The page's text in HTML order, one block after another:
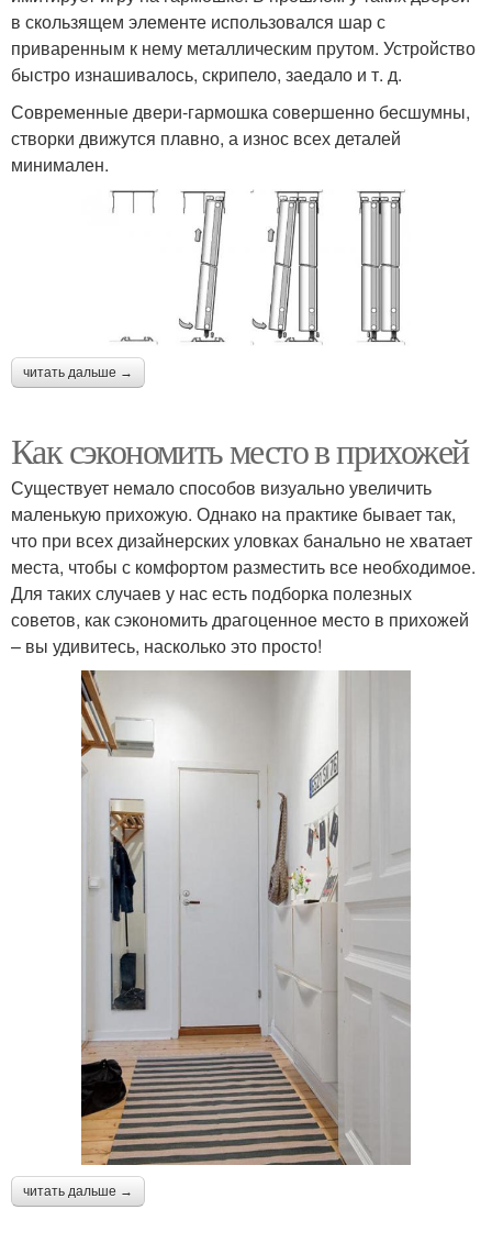
в скользящем элементе использовался шар с
приваренным к нему металлическим прутом. Устройство
быстро изнашивалось, скрипело, заедало и т. д.
Современные двери-гармошка совершенно бесшумны,
створки движутся плавно, а износ всех деталей
минимален.
читать дальше →
Как сэкономить место в прихожей
Существует немало способов визуально увеличить
маленькую прихожую. Однако на практике бывает так,
что при всех дизайнерских уловках банально не хватает
места, чтобы с комфортом разместить все необходимое.
Для таких случаев у нас есть подборка полезных
советов, как сэкономить драгоценное место в прихожей
– вы удивитесь, насколько это просто!
читать дальше →